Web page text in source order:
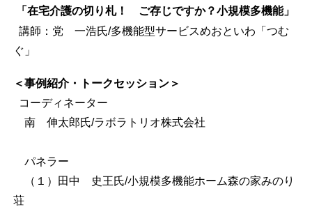
「在宅介護の切り札！ ご存じですか？小規模多機能」
講師：党 一浩氏/多機能型サービスめおといわ「つむ
ぐ」
＜事例紹介・トークセッション＞
コーディネーター
南 伸太郎氏/ラボラトリオ株式会社
パネラー
（１）田中 史王氏/小規模多機能ホーム森の家みのり
荘